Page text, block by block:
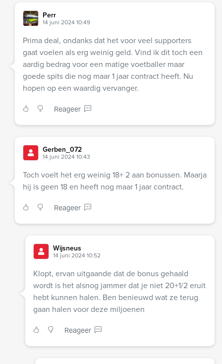
Perr
14 juni 2024 10:49
Prima deal, ondanks dat het voor veel supporters
gaat voelen als erg weinig geld. Vind ik dit toch een
aardig bedrag voor een matige voetballer maar
goede spits die nog maar 1 jaar contract heeft. Nu
hopen op een waardig vervanger.
Reageer
Gerben_072
14 juni 2024 10:43
Toch voelt het erg weinig 18+ 2 aan bonussen. Maarja
hij is geen 18 en heeft nog maar 1 jaar contract.
Reageer
Wijsneus
14 juni 2024 10:52
Klopt, ervan uitgaande dat de bonus gehaald
wordt is het alsnog jammer dat je niet 20+1/2 eruit
hebt kunnen halen. Ben benieuwd wat ze terug
gaan halen voor deze miljoenen
Reageer